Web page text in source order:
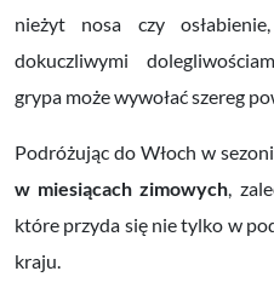
nieżyt nosa czy
dokuczliwymi
grypa może wywołać szereg
Podróżując do Włoch w
w miesiącach zimowych,
które przyda się nie tylko w
kraju.